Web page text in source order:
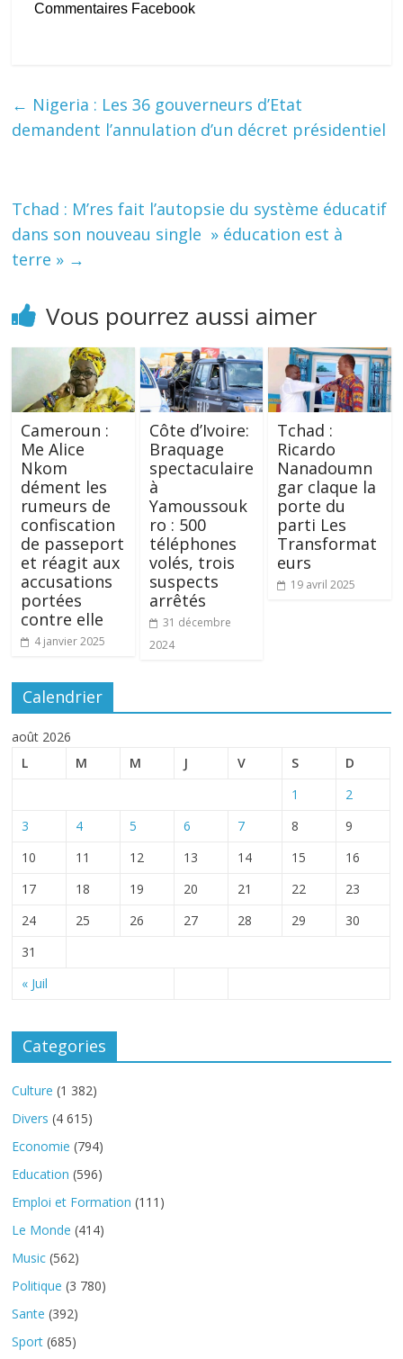
Commentaires Facebook
← Nigeria : Les 36 gouverneurs d’Etat
demandent l’annulation d’un décret présidentiel
Tchad : M’res fait l’autopsie du système éducatif
dans son nouveau single » éducation est à
terre » →
Vous pourrez aussi aimer
Cameroun :
Me Alice
Nkom
dément les
rumeurs de
confiscation
de passeport
et réagit aux
accusations
portées
contre elle
4 janvier 2025
Côte d’Ivoire:
Braquage
spectaculaire
à
Yamoussouk
ro : 500
téléphones
volés, trois
suspects
arrêtés
31 décembre
2024
Tchad :
Ricardo
Nanadoumn
gar claque la
porte du
parti Les
Transformat
eurs
19 avril 2025
Calendrier
août 2026
L
M M J V S D
« Juil
1
2
3
4 5 6 7 8
9
10
11 12 13 14 15
16
17
18 19 20 21 22
23
24
25 26 27 28 29
30
31
Categories
Culture (1 382)
Divers (4 615)
Economie (794)
Education (596)
Emploi et Formation (111)
Le Monde (414)
Music (562)
Politique (3 780)
Sante (392)
Sport (685)